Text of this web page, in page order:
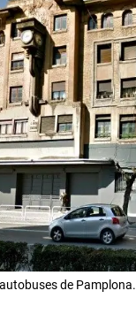
de Pamplona.